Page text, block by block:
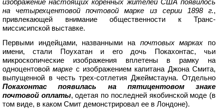
изображение настоящих коренных жителей США появилось
на четырехцентовой почтовой марке из серии 1898 г.,
привлекающей внимание общественности к Транс-
миссисипской выставке.
Первыми индейцами, названными на почтовых марках по
имени, стали Поухатан и его дочь Покахонтас, чьи
микроскопические изображения вплетены в рамку на
одноцентовоймарке с изображением капитана Джона Смита,
выпущенной в честь трех-сотлетия Джеймстауна. Отдельно
Покахонтас появилась на пятицентовом знаке
почтовой оплаты, одетая по последней якобинской моде (в
том виде, в каком Смит демонстрировал ее в Лондоне).